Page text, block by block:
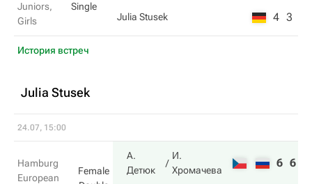
Juniors,
Girls
Single
Julia Stusek 4 3
История встреч
Julia Stusek
24.07, 15:00
Hamburg
European
Female
А.
Детюк
И.
Хромачева
6 6